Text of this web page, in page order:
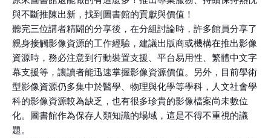
與不斷推陳出新，找到圖書館的貢獻與價值！
聽完三位講者精闢的分享後，在分組討論時，許多館員分享了
親身接觸影像資源的工作經驗，建議出版商或機構在推出影像
資源時，務必注意到行動裝置支援、平台易用性、繁體中文字
幕支援等，讓讀者能迅速掌握影像資源價值。另外，目前學術
型影像資源仍多集中於醫學、物理與化學等學科，人文社會學
科的影像資源較為缺乏，也有很多珍貴的影像檔案尚未數位
化。圖書館作為保存人類知識的場域，這是不得不重視的議
題。